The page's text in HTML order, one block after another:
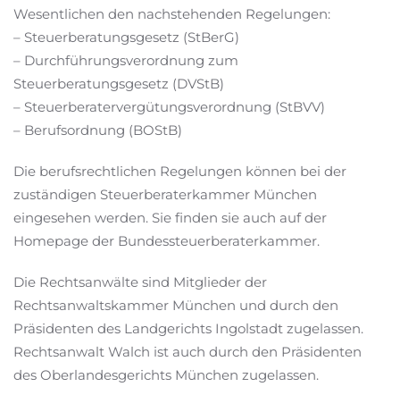
Wesentlichen den nachstehenden Regelungen:
– Steuerberatungsgesetz (StBerG)
– Durchführungsverordnung zum
Steuerberatungsgesetz (DVStB)
– Steuerberatervergütungsverordnung (StBVV)
– Berufsordnung (BOStB)
Die berufsrechtlichen Regelungen können bei der
zuständigen Steuerberaterkammer München
eingesehen werden. Sie finden sie auch auf der
Homepage der Bundessteuerberaterkammer.
Die Rechtsanwälte sind Mitglieder der
Rechtsanwaltskammer München und durch den
Präsidenten des Landgerichts Ingolstadt zugelassen.
Rechtsanwalt Walch ist auch durch den Präsidenten
des Oberlandesgerichts München zugelassen.